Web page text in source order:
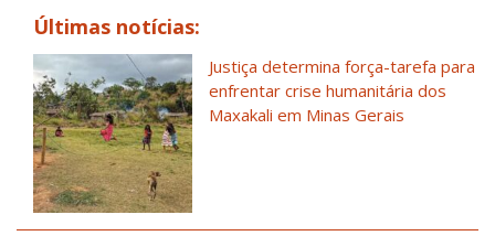
Últimas notícias:
Justiça determina força-tarefa para
enfrentar crise humanitária dos
Maxakali em Minas Gerais